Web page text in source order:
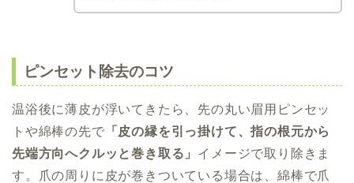
ピンセット除去のコツ
温浴後に薄皮が浮いてきたら、先の丸い眉用ピンセッ
トや綿棒の先で 「皮の縁を引っ掛けて、指の根元から
先端方向へクルッと巻き取る」 イメージで取り除きま
す。爪の周りに皮が巻きついている場合は、綿棒で爪